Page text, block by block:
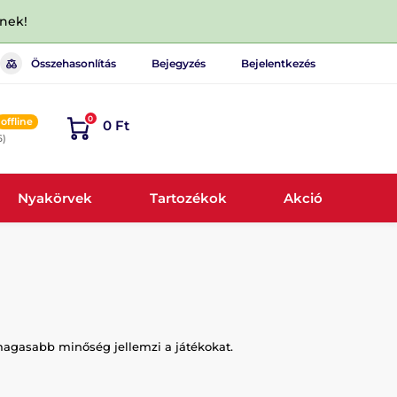
Összehasonlítás Bejegyzés Bejelentkezés
offline
0 0 Ft
Nyakörvek Tartozékok Akció
minőség jellemzi a játékokat.